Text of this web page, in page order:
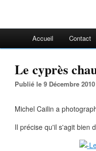
Accueil Contact
Le cyprès
Publié le 9 Décembre 2010
Michel Cailin a
Il précise qu'il s'agit bien